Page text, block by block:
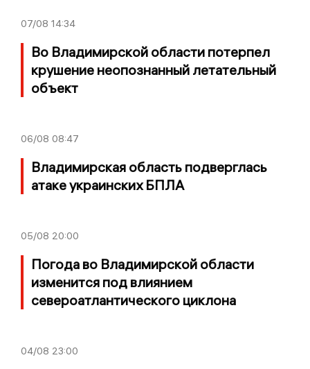
07/08 14:34
Во Владимирской области потерпел
крушение неопознанный летательный
объект
06/08 08:47
Владимирская область подверглась
атаке украинских БПЛА
05/08 20:00
Погода во Владимирской области
изменится под влиянием
североатлантического циклона
04/08 23:00